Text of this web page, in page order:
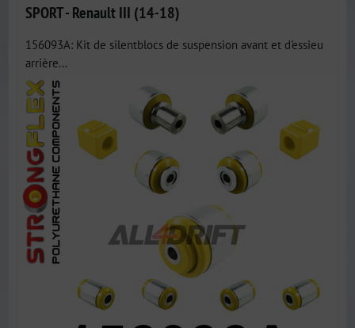
SPORT - Renault III (14-18)
156093A: Kit de silentblocs de suspension avant et d'essieu
arrière...